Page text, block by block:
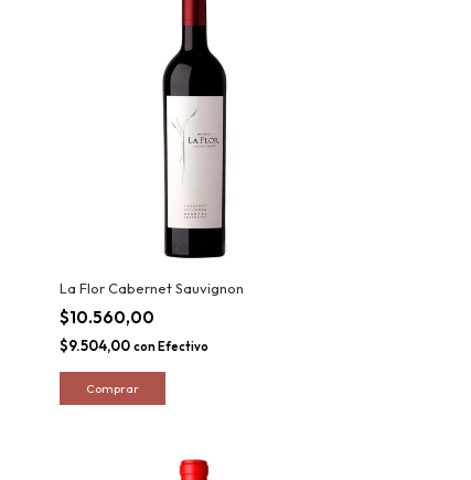
La Flor Cabernet Sauvignon
$10.560,00
$9.504,00 con Efectivo